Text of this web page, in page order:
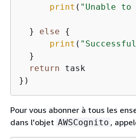
print ( "Unable
  }
else
{
print (
  }
return task
Pour vous abonner à tous les
dans l'objet AWSCognito ,